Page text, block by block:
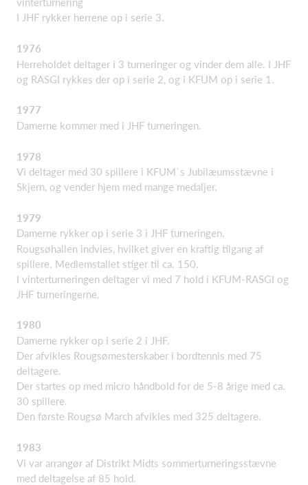
I JHF rykker herrene op i serie 3.
1976
Herreholdet deltager i 3 turneringer og vinder dem alle. I JHF
og RASGI rykkes der op i serie 2, og i KFUM op i serie 1.
1977
Damerne kommer med i JHF turneringen.
1978
Vi deltager med 30 spillere i KFUM`s Jubilæumsstævne i
Skjern, og vender hjem med mange medaljer.
1979
Damerne rykker op i serie 3 i JHF turneringen.
Rougsøhallen indvies, hvilket giver en kraftig tilgang af
spillere. Medlemstallet stiger til ca. 150.
I vinterturneringen deltager vi med 7 hold i KFUM-RASGI og
JHF turneringerne.
1980
Damerne rykker op i serie 2 i JHF.
Der afvikles Rougsømesterskaber i bordtennis med 75
deltagere.
Der startes op med micro håndbold for de 5-8 årige med ca.
30 spillere.
Den første Rougsø March afvikles med 325 deltagere.
1983
Vi var arrangør af Distrikt Midts sommerturneringsstævne
med deltagelse af 85 hold.